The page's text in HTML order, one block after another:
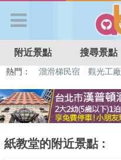
APP登入
首 頁
附近景點 搜尋景點
熱門： 溜滑梯民宿 觀光工廠
紙教堂的附近景點 :